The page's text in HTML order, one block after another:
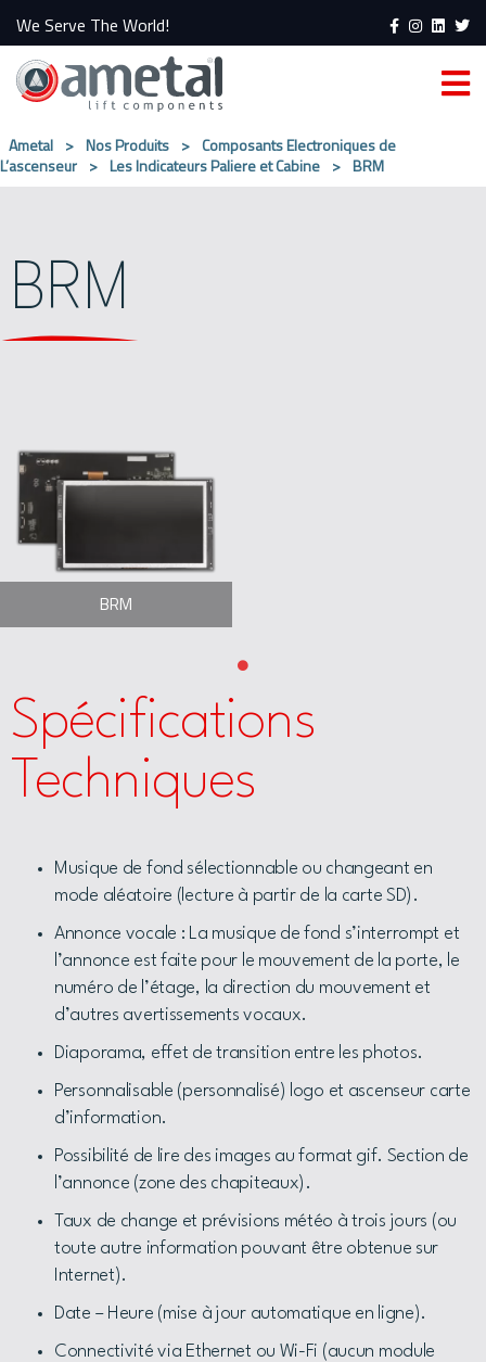
We Serve The World!
Ametal > Nos Produits > Composants Electroniques de
L’ascenseur > Les Indicateurs Paliere et Cabine > BRM
BRM
BRM
Spécifications
Techniques
Musique de fond sélectionnable ou changeant en
mode aléatoire (lecture à partir de la carte SD).
Annonce vocale : La musique de fond s’interrompt et
l’annonce est faite pour le mouvement de la porte, le
numéro de l’étage, la direction du mouvement et
d’autres avertissements vocaux.
Diaporama, effet de transition entre les photos.
Personnalisable (personnalisé) logo et ascenseur carte
d’information.
Possibilité de lire des images au format gif. Section de
l’annonce (zone des chapiteaux).
Taux de change et prévisions météo à trois jours (ou
toute autre information pouvant être obtenue sur
Internet).
Date – Heure (mise à jour automatique en ligne).
Connectivité via Ethernet ou Wi-Fi (aucun module